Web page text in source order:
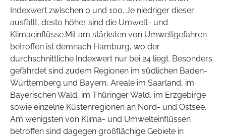
Indexwert zwischen 0 und 100. Je niedriger dieser
ausfällt, desto höher sind die Umwelt- und
Klimaeinflüsse.Mit am stärksten von Umweltgefahren
betroffen ist demnach Hamburg, wo der
durchschnittliche Indexwert nur bei 24 liegt. Besonders
gefährdet sind zudem Regionen im südlichen Baden-
Württemberg und Bayern, Areale im Saarland, im
Bayerischen Wald, im Thüringer Wald, im Erzgebirge
sowie einzelne Küstenregionen an Nord- und Ostsee.
Am wenigsten von Klima- und Umwelteinflüssen
betroffen sind dagegen großflächige Gebiete in